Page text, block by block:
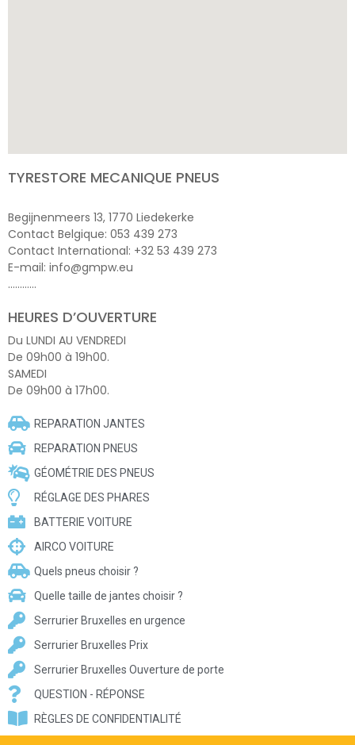
TYRESTORE MECANIQUE PNEUS
Begijnenmeers 13, 1770 Liedekerke
Contact Belgique: 053 439 273
Contact International: +32 53 439 273
E-mail: info@gmpw.eu
…………
HEURES D’OUVERTURE
Du LUNDI AU VENDREDI
De 09h00 à 19h00.
SAMEDI
De 09h00 à 17h00.
REPARATION JANTES
REPARATION PNEUS
GÉOMÉTRIE DES PNEUS
RÉGLAGE DES PHARES
BATTERIE VOITURE
AIRCO VOITURE
Quels pneus choisir ?
Quelle taille de jantes choisir ?
Serrurier Bruxelles en urgence
Serrurier Bruxelles Prix
Serrurier Bruxelles Ouverture de porte
QUESTION - RÉPONSE
RÈGLES DE CONFIDENTIALITÉ